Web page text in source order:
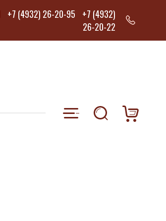
+7 (4932) 26-20-95
+7 (4932)
26-20-22